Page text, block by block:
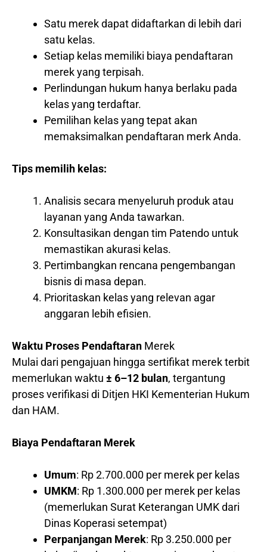
Satu merek dapat didaftarkan di lebih dari
satu kelas.
Setiap kelas memiliki biaya pendaftaran
merek yang terpisah.
Perlindungan hukum hanya berlaku pada
kelas yang terdaftar.
Pemilihan kelas yang tepat akan
memaksimalkan pendaftaran merk Anda.
Tips memilih kelas:
Analisis secara menyeluruh produk atau
layanan yang Anda tawarkan.
Konsultasikan dengan tim Patendo untuk
memastikan akurasi kelas.
Pertimbangkan rencana pengembangan
bisnis di masa depan.
Prioritaskan kelas yang relevan agar
anggaran lebih efisien.
Waktu Proses Pendaftaran Merek
Mulai dari pengajuan hingga sertifikat merek terbit
memerlukan waktu ± 6–12 bulan, tergantung
proses verifikasi di Ditjen HKI Kementerian Hukum
dan HAM.
Biaya Pendaftaran Merek
Umum: Rp 2.700.000 per merek per kelas
UMKM: Rp 1.300.000 per merek per kelas
(memerlukan Surat Keterangan UMK dari
Dinas Koperasi setempat)
Perpanjangan Merek: Rp 3.250.000 per